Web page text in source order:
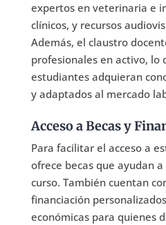
expertos en veterinaria e
clínicos, y recursos
Además, el claustro
profesionales en activo, lo
estudiantes adquieran
y adaptados al mercado
Acceso a Becas y
Para facilitar el acceso a
ofrece becas que ayudan
curso. También cuentan
financiación
económicas para quienes